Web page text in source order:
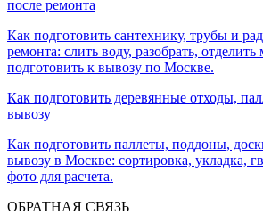
после ремонта
Как подготовить сантехнику, трубы и
ремонта: слить воду, разобрать,
подготовить к вывозу по Москве.
Как подготовить деревянные отходы,
вывозу
Как подготовить паллеты, поддоны,
вывозу в Москве: сортировка, укладка,
фото для расчета.
ОБРАТНАЯ СВЯЗЬ